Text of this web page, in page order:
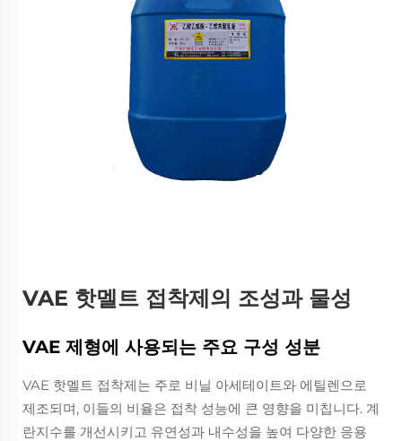
VAE 핫멜트 접착제의 조성과 물성
VAE 제형에 사용되는 주요 구성 성분
VAE 핫멜트 접착제는 주로 비닐 아세테이트와 에틸렌으로
제조되며, 이들의 비율은 접착 성능에 큰 영향을 미칩니다. 계
란지수를 개선시키고 유연성과 내수성을 높여 다양한 응용